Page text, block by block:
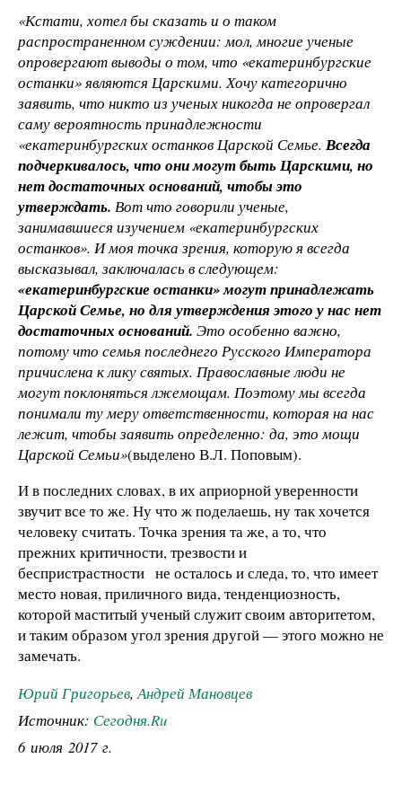
«Кстати, хотел бы сказать и о таком
распространенном суждении: мол, многие ученые
опровергают выводы о том, что «екатеринбургские
останки» являются Царскими. Хочу категорично
заявить, что никто из ученых никогда не опровергал
саму вероятность принадлежности
«екатеринбургских останков Царской Семье. Всегда
подчеркивалось, что они могут быть Царскими, но
нет достаточных оснований, чтобы это
утверждать. Вот что говорили ученые,
занимавшиеся изучением «екатеринбургских
останков». И моя точка зрения, которую я всегда
высказывал, заключалась в следующем:
«екатеринбургские останки» могут принадлежать
Царской Семье, но для утверждения этого у нас нет
достаточных оснований. Это особенно важно,
потому что семья последнего Русского Императора
причислена к лику святых. Православные люди не
могут поклоняться лжемощам. Поэтому мы всегда
понимали ту меру ответственности, которая на нас
лежит, чтобы заявить определенно: да, это мощи
Царской Семьи»(выделено В.Л. Поповым).
И в последних словах, в их априорной уверенности
звучит все то же. Ну что ж поделаешь, ну так хочется
человеку считать. Точка зрения та же, а то, что
прежних критичности, трезвости и
беспристрастности не осталось и следа, то, что имеет
место новая, приличного вида, тенденциозность,
которой маститый ученый служит своим авторитетом,
и таким образом угол зрения другой — этого можно не
замечать.
Юрий Григорьев,Андрей Мановцев
Источник: Сегодня.Ru
6 июля 2017 г.